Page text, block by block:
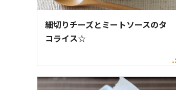
細切りチーズとミートソースのタ
コライス☆